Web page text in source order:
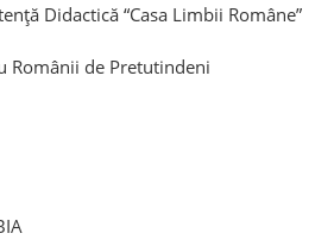
Didactică “Casa Limbii Române”
Românii de Pretutindeni